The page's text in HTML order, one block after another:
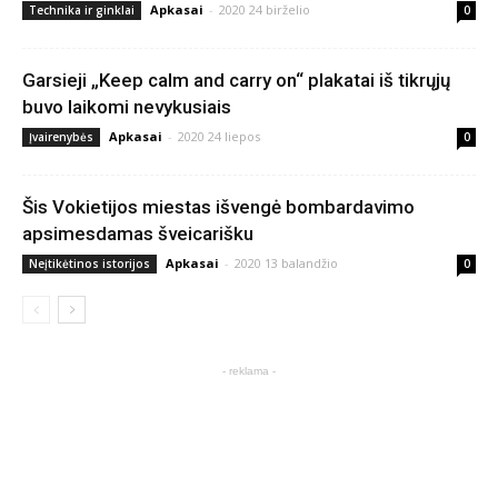
Technika ir ginklai Apkasai - 2020 24 birželio 0
Garsieji „Keep calm and carry on“ plakatai iš tikrųjų
buvo laikomi nevykusiais
Įvairenybės Apkasai - 2020 24 liepos 0
Šis Vokietijos miestas išvengė bombardavimo
apsimesdamas šveicarišku
Neįtikėtinos istorijos Apkasai - 2020 13 balandžio 0
- reklama -